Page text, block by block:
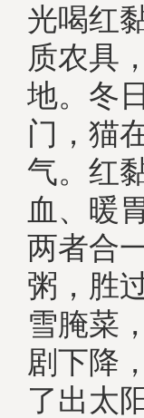
光喝红
质农具
地。冬
门，猫
气。红
血、暖
两者合
粥，胜
雪腌菜
剧下降
了出太